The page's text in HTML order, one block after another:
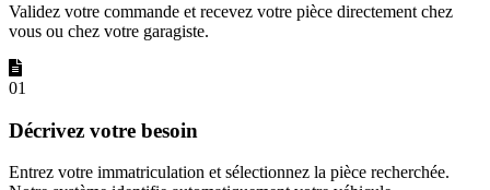
Validez votre commande et recevez votre pièce directement chez
vous ou chez votre garagiste.
01
Décrivez votre besoin
Entrez votre immatriculation et sélectionnez la pièce recherchée.